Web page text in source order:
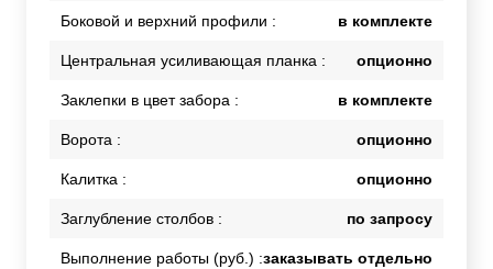
Боковой и верхний профили : в комплекте
Центральная усиливающая планка : опционно
Заклепки в цвет забора : в комплекте
Ворота : опционно
Калитка : опционно
Заглубление столбов : по запросу
Выполнение работы (руб.) :заказывать отдельно